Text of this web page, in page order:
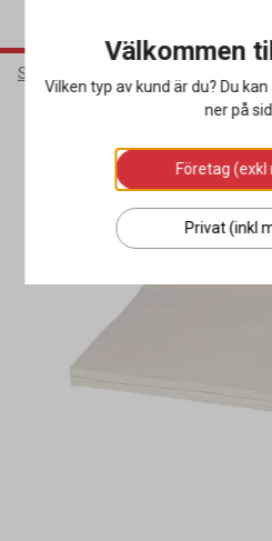
Städ & Hygien
Välkommen
Vilken typ av kund är du? Du
ner på
Företag
Privat (inkl